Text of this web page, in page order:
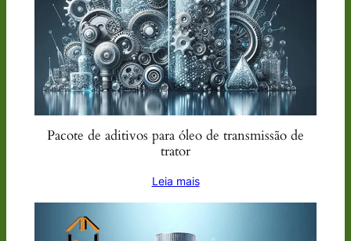
Pacote de aditivos para óleo de transmissão de
trator
Leia mais